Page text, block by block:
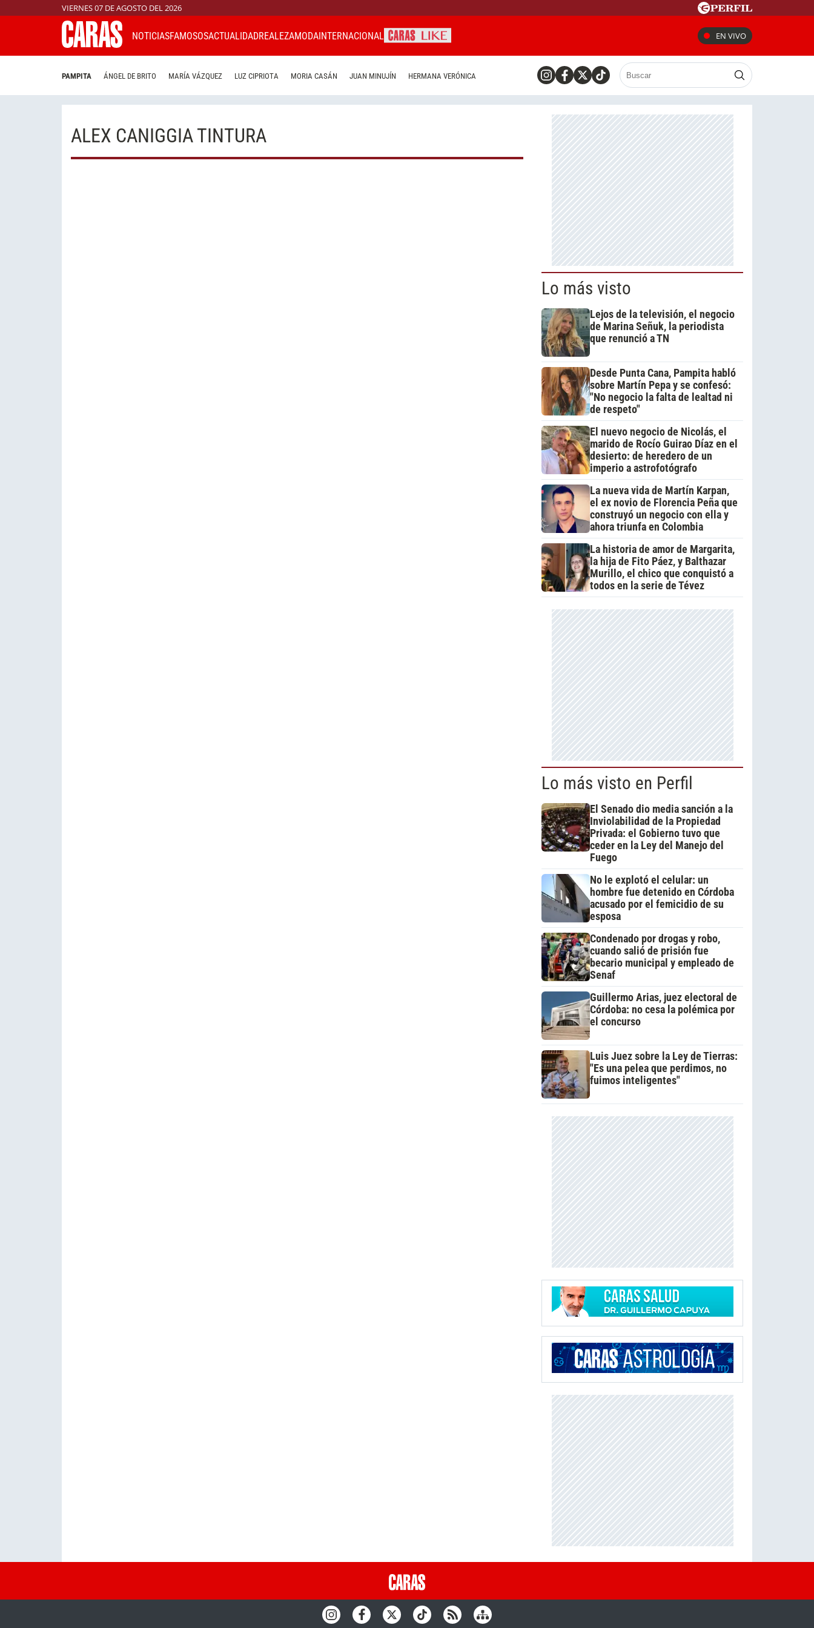
VIERNES 07 DE AGOSTO DEL 2026
NOTICIASFAMOSOSACTUALIDADREALEZAMODAINTERNACIONAL EN VIVO
PAMPITA ÁNGEL DE BRITO MARÍA VÁZQUEZ LUZ CIPRIOTA MORIA CASÁN JUAN MINUJÍN HERMANA VERÓNICA
ALEX CANIGGIA TINTURA
Lo más visto
Lejos de la televisión, el negocio
de Marina Señuk, la periodista
que renunció a TN
Desde Punta Cana, Pampita habló
sobre Martín Pepa y se confesó:
"No negocio la falta de lealtad ni
de respeto"
El nuevo negocio de Nicolás, el
marido de Rocío Guirao Díaz en el
desierto: de heredero de un
imperio a astrofotógrafo
La nueva vida de Martín Karpan,
el ex novio de Florencia Peña que
construyó un negocio con ella y
ahora triunfa en Colombia
La historia de amor de Margarita,
la hija de Fito Páez, y Balthazar
Murillo, el chico que conquistó a
todos en la serie de Tévez
Lo más visto en Perfil
El Senado dio media sanción a la
Inviolabilidad de la Propiedad
Privada: el Gobierno tuvo que
ceder en la Ley del Manejo del
Fuego
No le explotó el celular: un
hombre fue detenido en Córdoba
acusado por el femicidio de su
esposa
Condenado por drogas y robo,
cuando salió de prisión fue
becario municipal y empleado de
Senaf
Guillermo Arias, juez electoral de
Córdoba: no cesa la polémica por
el concurso
Luis Juez sobre la Ley de Tierras:
"Es una pelea que perdimos, no
fuimos inteligentes"